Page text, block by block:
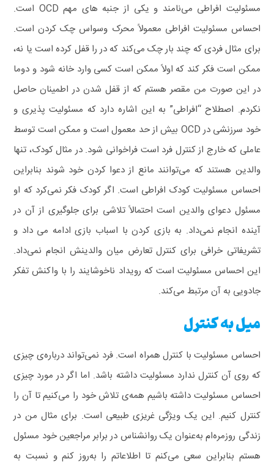
مسئولیت افراطی می‌نامند و یکی از جنبه‌ های مهم OCD است.
احساس مسئولیت افراطی معمولاً محرک وسواس چک کردن است.
برای مثال فردی که چند بار چک می‌کند که در را قفل کرده است یا نه،
ممکن است فکر کند که اولاً ممکن است کسی وارد خانه شود و دوما
در این صورت من مقصر هستم که از قفل شدن در اطمینان حاصل
نکردم. اصطلاح “افراطی” به این اشاره دارد که مسئولیت‌ پذیری و
خود سرزنشی در OCD بیش‌ از حد معمول است و ممکن است توسط
عاملی که خارج از کنترل فرد است فراخوانی شود. در مثال کودک، تنها
والدین هستند که می‌توانند مانع از دعوا کردن خود شوند بنابراین
احساس مسئولیت کودک افراطی است. اگر کودک فکر نمی‌کرد که او
مسئول دعوای والدین است احتمالاً تلاشی برای جلوگیری از آن در
آینده انجام نمی‌داد. به بازی کردن با اسباب‌ بازی ادامه می‌ داد و
تشریفاتی خرافی برای کنترل تعارض میان والدینش انجام نمی‌داد.
این احساس مسئولیت است که رویداد ناخوشایند را با واکنش تفکر
جادویی به آن مرتبط می‌کند.
میل به کنترل
احساس مسئولیت با کنترل همراه است. فرد نمی‌تواند درباره‌ی چیزی
که روی آن کنترل ندارد مسئولیت داشته باشد. اما اگر در مورد چیزی
احساس مسئولیت داشته باشیم همه‌ی تلاش خود را می‌کنیم تا آن را
کنترل کنیم. این یک ویژگی غریزی طبیعی است. برای مثال من در
زندگی روزمره‌ام به‌عنوان یک روانشناس در برابر مراجعین خود مسئول
هستم بنابراین سعی می‌کنم تا اطلاعاتم را به‌روز کنم و نسبت به